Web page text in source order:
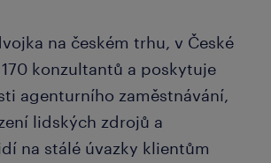
na českém trhu, v České
konzultantů a poskytuje
agenturního zaměstnávání,
lidských zdrojů a
na stálé úvazky klientům